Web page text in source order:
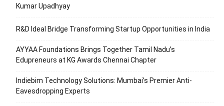
Kumar Upadhyay
R&D Ideal Bridge Transforming Startup Opportunities in India
AYYAA Foundations Brings Together Tamil Nadu’s
Edupreneurs at KG Awards Chennai Chapter
Indiebim Technology Solutions: Mumbai’s Premier Anti-
Eavesdropping Experts